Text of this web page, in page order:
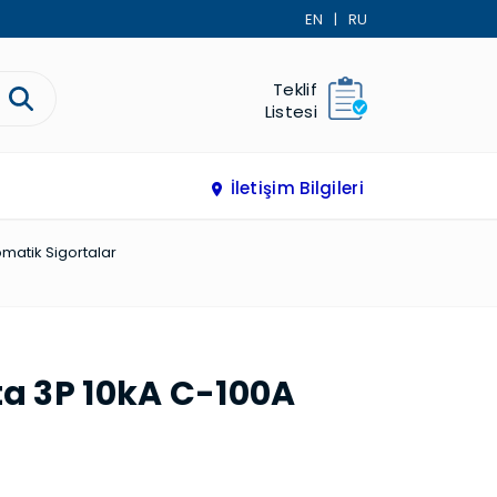
EN | RU
Teklif
Listesi
İletişim Bilgileri
Sigortalar
3P 10kA C-100A